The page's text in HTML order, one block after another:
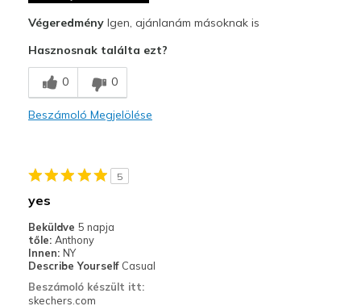
Stylish
Legjobb használat
Casual Wear
Going Out
Width
Sizing
VégeredményIgen, ajánlanám másoknak is
Hasznosnak találta ezt?
0 0
Beszámoló Megjelölése
5
yes
Beküldve 5 napja
tőle: Anthony
Innen: NY
Describe Yourself Casual
Beszámoló készült itt:
skechers.com